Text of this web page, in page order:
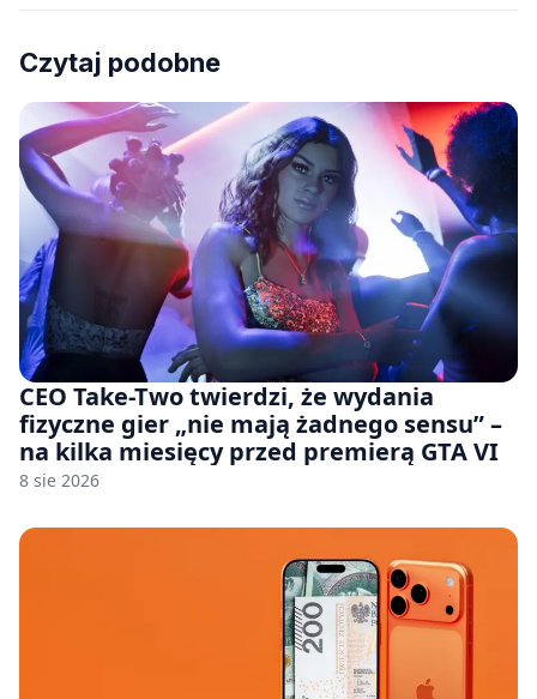
Czytaj podobne
CEO Take-Two twierdzi, że wydania
fizyczne gier „nie mają żadnego sensu” –
na kilka miesięcy przed premierą GTA VI
8 sie 2026